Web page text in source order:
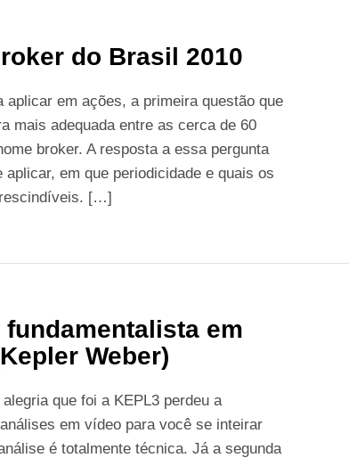
do Brasil 2010
aplicar em ações, a primeira questão que
mais adequada entre as cerca de 60
broker. A resposta a essa pergunta
aplicar, em que periodicidade e quais os
[…]
em
Weber)
que foi a KEPL3 perdeu a
em vídeo para você se inteirar
é totalmente técnica. Já a segunda